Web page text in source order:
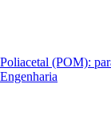
Poliacetal (POM):
Engenharia